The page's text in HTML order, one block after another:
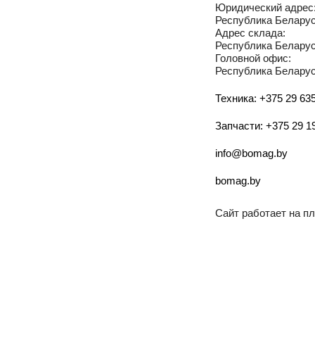
Юридический
Республика
Адрес склада:
Республика
Головной офис:
Республика
Техника: +375 29
Запчасти: +375 29
info@bomag.by
bomag.by
Сайт работает на